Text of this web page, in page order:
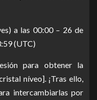
a las 00:00 – 26 de
(UTC)
para obtener la
níveo]. ¡Tras ello,
intercambiarlas por